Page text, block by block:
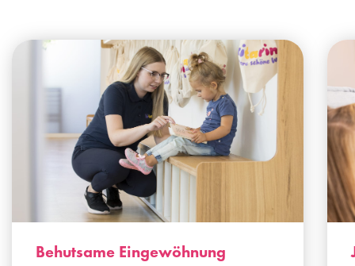
Behutsame Eingewöhnung